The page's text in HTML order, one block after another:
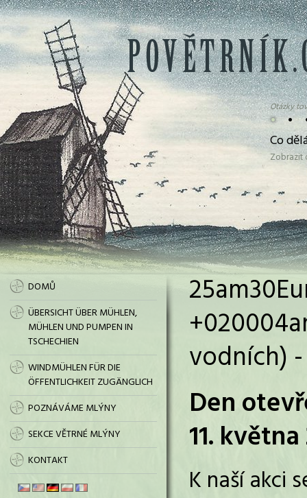
• •
Otázky
Co
DOMŮ
ÜBERSICHT ÜBER MÜHLEN,
MÜHLEN UND PUMPEN IN
TSCHECHIEN
WINDMÜHLEN FÜR DIE
ÖFFENTLICHKEIT ZUGÄNGLICH
POZNÁVÁME MLÝNY
SEKCE VĚTRNÉ MLÝNY
KONTAKT
vodních)
Den
11.
K naší akci